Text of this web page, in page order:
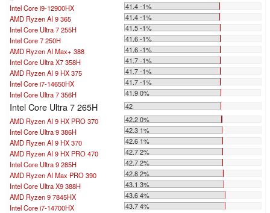
Intel Core i9-12900HX
41.4 -1%
AMD Ryzen AI 9 365
41.4 -1%
Intel Core Ultra 7 255H
41.5 -1%
Intel Core 7 250H
41.6 -1%
AMD Ryzen AI Max+ 388
41.6 -1%
Intel Core Ultra X7 358H
41.7 -1%
AMD Ryzen AI 9 HX 375
41.7 -1%
Intel Core i7-14650HX
41.7 -1%
Intel Core Ultra 7 356H
41.9 0%
Intel Core Ultra 7 265H
42
AMD Ryzen AI 9 HX PRO 370
42.2 0%
Intel Core Ultra 9 386H
42.3 1%
AMD Ryzen AI 9 HX 370
42.6 1%
AMD Ryzen AI 9 HX PRO 470
42.7 2%
Intel Core Ultra 9 285H
42.7 2%
AMD Ryzen AI Max PRO 390
42.8 2%
Intel Core Ultra X9 388H
43.1 3%
AMD Ryzen 9 7845HX
43.6 4%
Intel Core i7-14700HX
43.7 4%